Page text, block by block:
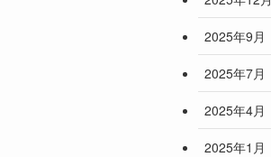
2025年9月
2025年7月
2025年4月
2025年1月